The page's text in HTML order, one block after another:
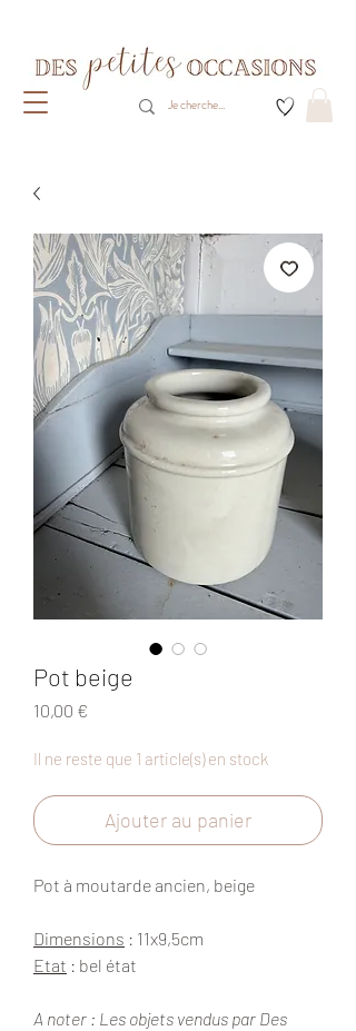
Pot beige
10,00 €
Il ne reste que 1 article(s) en stock
Ajouter au panier
Pot à moutarde ancien, beige
Dimensions : 11x9,5cm
Etat : bel état
A noter : Les objets vendus par Des